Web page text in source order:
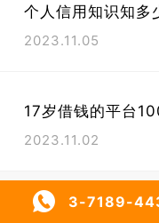
个人信用知识知多
2023.11.05
17岁借钱的平台
2023.11.02
3-7189-
微信号 :